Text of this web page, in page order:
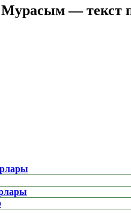
— текст